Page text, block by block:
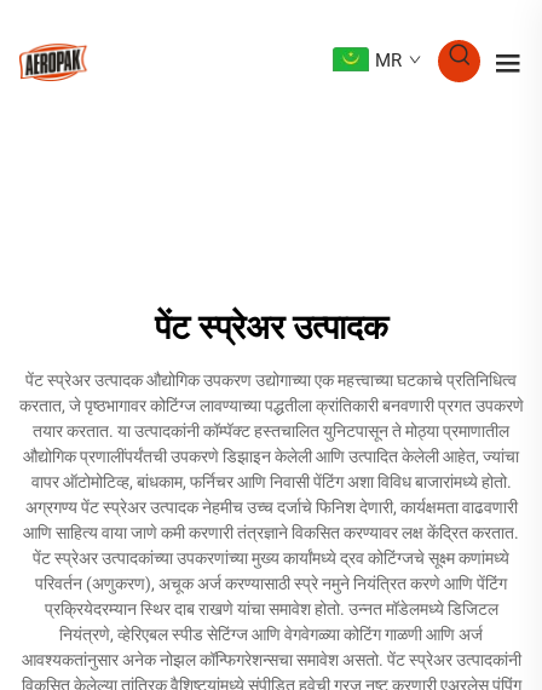
MR
पेंट स्प्रेअर उत्पादक
पेंट स्प्रेअर उत्पादक औद्योगिक उपकरण उद्योगाच्या एक महत्त्वाच्या घटकाचे प्रतिनिधित्व
करतात, जे पृष्ठभागावर कोटिंग्ज लावण्याच्या पद्धतीला क्रांतिकारी बनवणारी प्रगत उपकरणे
तयार करतात. या उत्पादकांनी कॉम्पॅक्ट हस्तचालित युनिटपासून ते मोठ्या प्रमाणातील
औद्योगिक प्रणालींपर्यंतची उपकरणे डिझाइन केलेली आणि उत्पादित केलेली आहेत, ज्यांचा
वापर ऑटोमोटिव्ह, बांधकाम, फर्निचर आणि निवासी पेंटिंग अशा विविध बाजारांमध्ये होतो.
अग्रगण्य पेंट स्प्रेअर उत्पादक नेहमीच उच्च दर्जाचे फिनिश देणारी, कार्यक्षमता वाढवणारी
आणि साहित्य वाया जाणे कमी करणारी तंत्रज्ञाने विकसित करण्यावर लक्ष केंद्रित करतात.
पेंट स्प्रेअर उत्पादकांच्या उपकरणांच्या मुख्य कार्यांमध्ये द्रव कोटिंग्जचे सूक्ष्म कणांमध्ये
परिवर्तन (अणुकरण), अचूक अर्ज करण्यासाठी स्प्रे नमुने नियंत्रित करणे आणि पेंटिंग
प्रक्रियेदरम्यान स्थिर दाब राखणे यांचा समावेश होतो. उन्नत मॉडेलमध्ये डिजिटल
नियंत्रणे, व्हेरिएबल स्पीड सेटिंग्ज आणि वेगवेगळ्या कोटिंग गाळणी आणि अर्ज
आवश्यकतांनुसार अनेक नोझल कॉन्फिगरेशन्सचा समावेश असतो. पेंट स्प्रेअर उत्पादकांनी
विकसित केलेल्या तांत्रिक वैशिष्ट्यांमध्ये संपीडित हवेची गरज नष्ट करणारी एअरलेस पंपिंग